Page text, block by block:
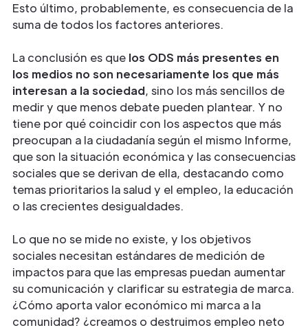
Esto último, probablemente, es consecuencia de la
suma de todos los factores anteriores.
La conclusión es que los ODS más presentes en
los medios no son necesariamente los que más
interesan a la sociedad, sino los más sencillos de
medir y que menos debate pueden plantear. Y no
tiene por qué coincidir con los aspectos que más
preocupan a la ciudadanía según el mismo Informe,
que son la situación económica y las consecuencias
sociales que se derivan de ella, destacando como
temas prioritarios la salud y el empleo, la educación
o las crecientes desigualdades.
Lo que no se mide no existe, y los objetivos
sociales necesitan estándares de medición de
impactos para que las empresas puedan aumentar
su comunicación y clarificar su estrategia de marca.
¿Cómo aporta valor económico mi marca a la
comunidad? ¿creamos o destruimos empleo neto